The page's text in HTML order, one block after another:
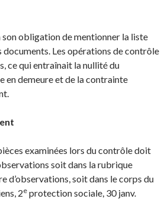
son obligation de mentionner la liste
Les opérations de contrôle
ce qui entraînait la nullité du
en demeure et de la contrainte
examinées lors du contrôle doit
soit dans la rubrique
d’observations, soit dans le corps du
2e protection sociale, 30 janv.